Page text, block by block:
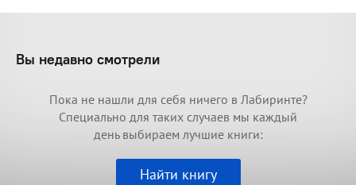
Вы недавно смотрели
Пока не нашли для себя ничего в Лабиринте?
Специально для таких случаев мы каждый
день выбираем лучшие книги:
Найти книгу